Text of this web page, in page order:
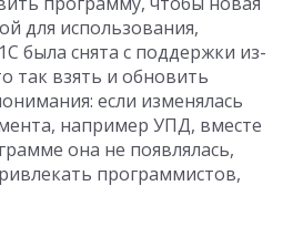
для использования,
была снята с поддержки из-
так взять и обновить
если изменялась
например УПД, вместе
она не появлялась,
программистов,